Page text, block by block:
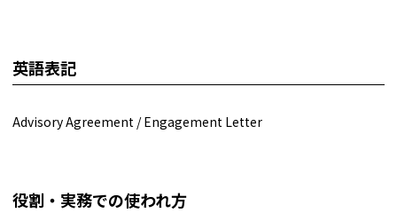
英語表記
Advisory Agreement / Engagement Letter
役割・実務での使われ方